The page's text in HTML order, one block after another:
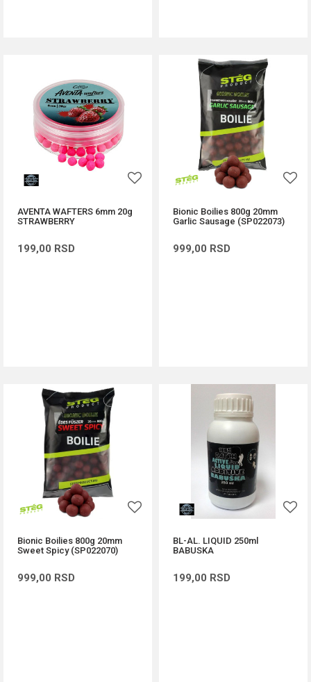
AVENTA WAFTERS 6mm 20g
STRAWBERRY
199,00 RSD
Bionic Boilies 800g 20mm
Garlic Sausage (SP022073)
999,00 RSD
Bionic Boilies 800g 20mm
Sweet Spicy (SP022070)
999,00 RSD
BL-AL. LIQUID 250ml
BABUSKA
199,00 RSD